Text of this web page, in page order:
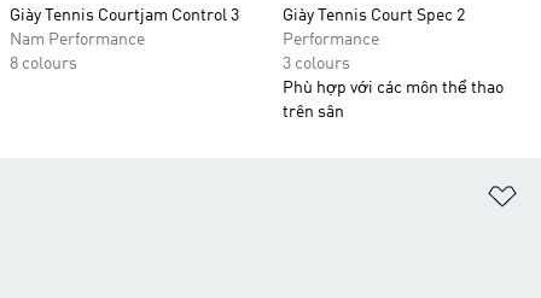
Giày Tennis Courtjam Control 3
Nam Performance
8 colours
Giày Tennis Court Spec 2
Performance
3 colours
Phù hợp với các môn thể thao
trên sân